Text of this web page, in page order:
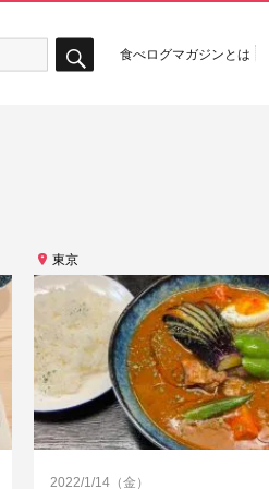
食べログマガジンとは
東京
2022/1/14（金）